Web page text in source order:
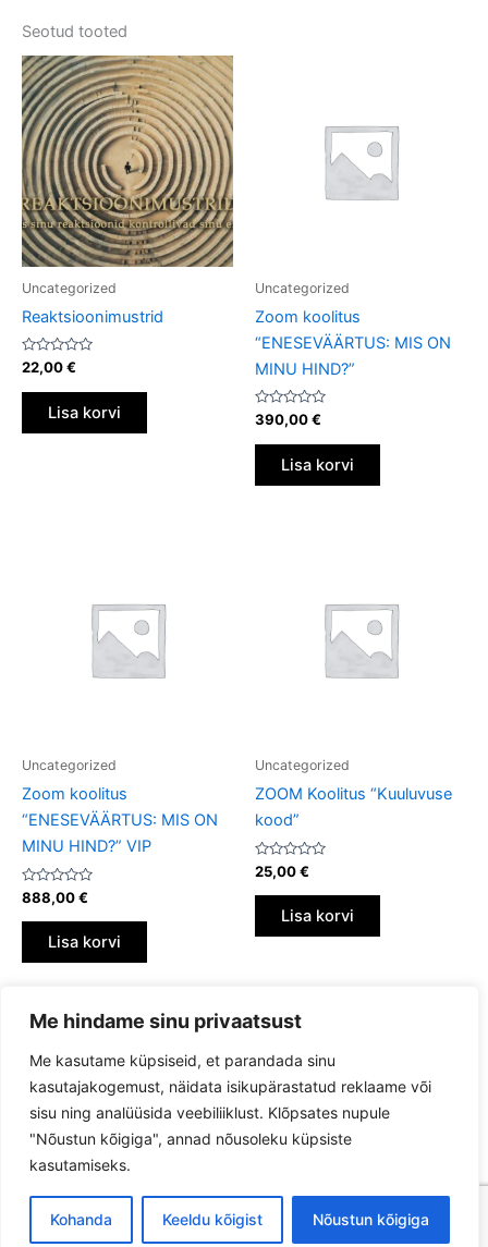
Me hindame sinu privaatsust
Me kasutame küpsiseid, et parandada sinu
kasutajakogemust, näidata isikupärastatud reklaame või
sisu ning analüüsida veebiliiklust. Klõpsates nupule
"Nõustun kõigiga", annad nõusoleku küpsiste
kasutamiseks.
Kohanda Keeldu kõigist Nõustun kõigiga
Seotud tooted
Uncategorized
Reaktsioonimustrid
Hinnanguga
0
/
22,00€
Lisa korvi
Uncategorized
Zoom koolitus
“ENESEVÄÄRTUS: MIS ON
MINU HIND?”
Hinnanguga
0
/
390,00€
Lisa korvi
Uncategorized
Zoom koolitus
“ENESEVÄÄRTUS: MIS ON
MINU HIND?” VIP
Hinnanguga
0
/
888,00€
Lisa korvi
Uncategorized
ZOOM Koolitus “Kuuluvuse
kood”
Hinnanguga
0
/
25,00€
Lisa korvi
Privaatsuspoliitika
Müügitingimused